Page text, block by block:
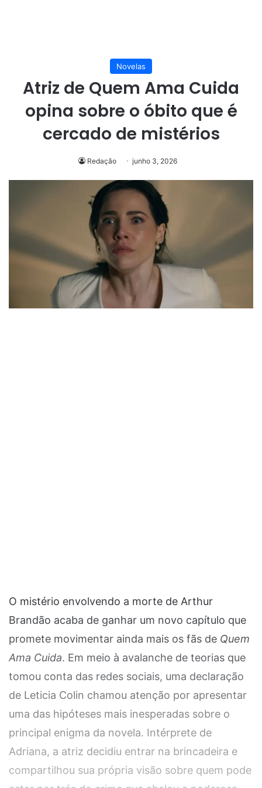
Novelas
Atriz de Quem Ama Cuida
opina sobre o óbito que é
cercado de mistérios
Redação junho 3, 2026
O mistério envolvendo a morte de Arthur
Brandão acaba de ganhar um novo capítulo que
promete movimentar ainda mais os fãs de Quem
Ama Cuida. Em meio à avalanche de teorias que
tomou conta das redes sociais, uma declaração
de Leticia Colin chamou atenção por apresentar
uma das hipóteses mais inesperadas sobre o
principal enigma da novela. Intérprete de
Adriana, a atriz decidiu entrar na brincadeira e
compartilhou sua própria visão sobre quem pode